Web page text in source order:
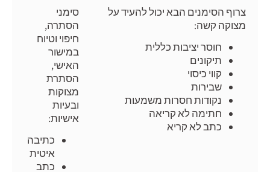
צרוף הסימנים הבא יכול להעיד על
מצוקה קשה:
חוסר יציבות כללית
תיקונים
קווי כיסוי
שבירות
נקודות חסרות משמעות
חתימה לא קריאה
כתב לא קריא
סימני
הסתרה,
חיפוי וטיוח
במישור
האישי,
הסתרת
מצוקות
ובעיות
אישיות:
כתיבה
איטית
כתב